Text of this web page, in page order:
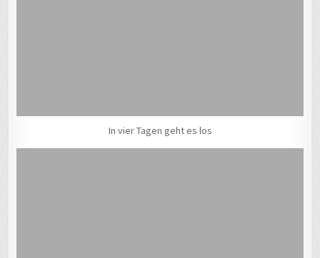
In vier Tagen geht es los